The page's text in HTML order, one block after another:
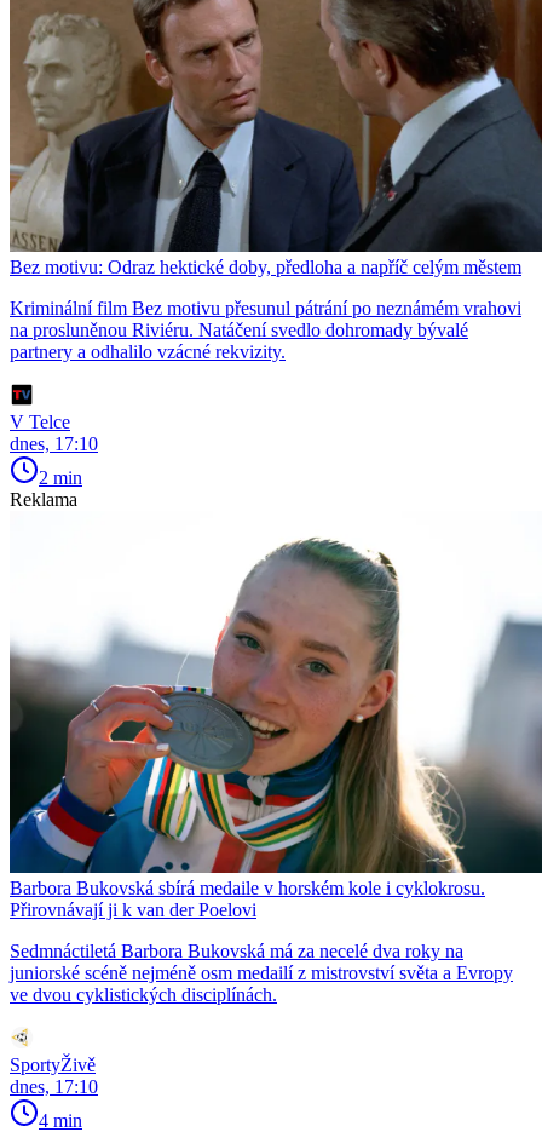
Bez motivu: Odraz hektické doby, předloha a napříč celým městem
Kriminální film Bez motivu přesunul pátrání po neznámém vrahovi
na prosluněnou Riviéru. Natáčení svedlo dohromady bývalé
partnery a odhalilo vzácné rekvizity.
V Telce
dnes, 17:10
2 min
Reklama
Barbora Bukovská sbírá medaile v horském kole i cyklokrosu.
Přirovnávají ji k van der Poelovi
Sedmnáctiletá Barbora Bukovská má za necelé dva roky na
juniorské scéně nejméně osm medailí z mistrovství světa a Evropy
ve dvou cyklistických disciplínách.
SportyŽivě
dnes, 17:10
4 min